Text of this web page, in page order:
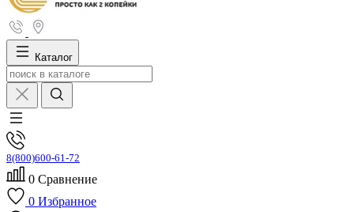
Каталог
8(800)600-61-72
0 Сравнение
0 Избранное